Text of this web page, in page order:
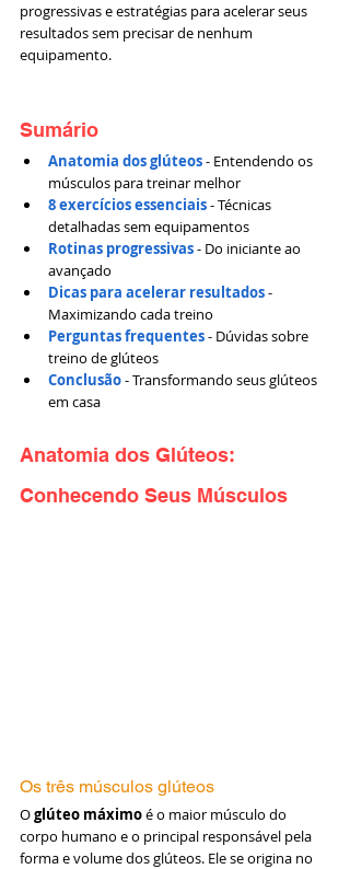
progressivas e estratégias para acelerar seus
resultados sem precisar de nenhum
equipamento.
Sumário
Anatomia dos glúteos - Entendendo os
músculos para treinar melhor
8 exercícios essenciais - Técnicas
detalhadas sem equipamentos
Rotinas progressivas - Do iniciante ao
avançado
Dicas para acelerar resultados -
Maximizando cada treino
Perguntas frequentes - Dúvidas sobre
treino de glúteos
Conclusão - Transformando seus glúteos
em casa
Anatomia dos Glúteos:
Conhecendo Seus Músculos
Os três músculos glúteos
O glúteo máximo é o maior músculo do
corpo humano e o principal responsável pela
forma e volume dos glúteos. Ele se origina no